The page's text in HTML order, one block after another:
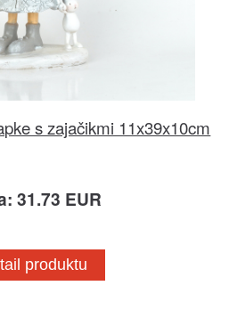
s zajačikmi 11x39x10cm
31.73 EUR
produktu